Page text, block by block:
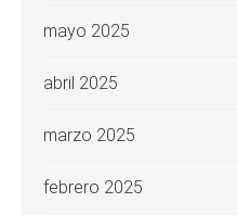
mayo 2025
abril 2025
marzo 2025
febrero 2025